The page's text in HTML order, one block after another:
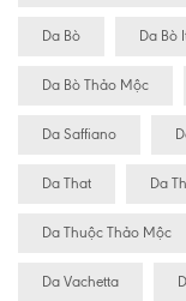
Da Bò Da Bò
Da Bò Thảo Mộc
Da Saffiano
Da That Da
Da Thuộc Thảo Mộc
Da Vachetta